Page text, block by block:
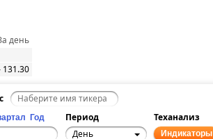
день
131.30
Год Период Теханализ
День Индикаторы